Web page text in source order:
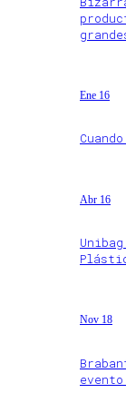
Ene 16
Abr 16
Nov 18